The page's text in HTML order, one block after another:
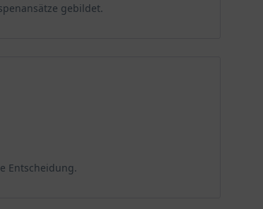
gebildet.
Entscheidung.